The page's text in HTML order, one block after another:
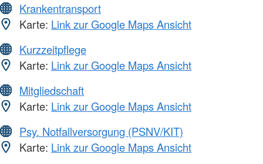
Krankentransport
Karte: Link zur Google Maps Ansicht
Kurzzeitpflege
Karte: Link zur Google Maps Ansicht
Mitgliedschaft
Karte: Link zur Google Maps Ansicht
Psy. Notfallversorgung (PSNV/KIT)
Karte: Link zur Google Maps Ansicht